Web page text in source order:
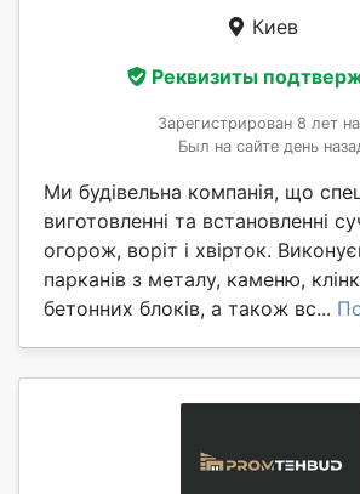
Киев
Реквизиты
Зарегистрирован 8 лет
Был на сайте день
Ми будівельна компанія, що
виготовленні та встановленні
огорож, воріт і хвірток.
парканів з металу, каменю,
бетонних блоків, а також вс...